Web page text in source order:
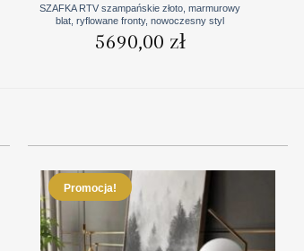
SZAFKA RTV szampańskie złoto, marmurowy
blat, ryflowane fronty, nowoczesny styl
5690,00 zł
Promocja!